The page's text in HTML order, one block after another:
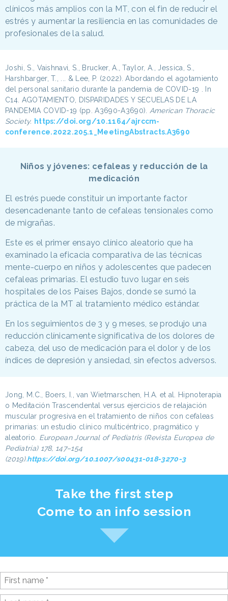
clínicos más amplios con la MT, con el fin de reducir el
estrés y aumentar la resiliencia en las comunidades de
profesionales de la salud.
Joshi, S., Vaishnavi, S., Brucker, A., Taylor, A., Jessica, S.,
Harshbarger, T., ... & Lee, P. (2022). Abordando el agotamiento
del personal sanitario durante la pandemia de COVID-19 . In
C14. AGOTAMIENTO, DISPARIDADES Y SECUELAS DE LA
PANDEMIA COVID-19 (pp. A3690-A3690).
American Thoracic
Society. https://doi.org/10.1164/ajrccm-
conference.2022.205.1_MeetingAbstracts.A3690
Niños y jóvenes: cefaleas y reducción de la
medicación
El estrés puede constituir un importante factor
desencadenante tanto de cefaleas tensionales como
de migrañas.
Este es el primer ensayo clínico aleatorio que ha
examinado la eficacia comparativa de las técnicas
mente-cuerpo en niños y adolescentes que padecen
cefaleas primarias. El estudio tuvo lugar en seis
hospitales de los Países Bajos, donde se sumó la
práctica de la MT al tratamiento médico estándar.
En los seguimientos de 3 y 9 meses, se produjo una
reducción clínicamente significativa de los dolores de
cabeza, del uso de medicación para el dolor y de los
índices de depresión y ansiedad, sin efectos adversos.
Jong, M.C., Boers, I., van Wietmarschen, H.A. et al. Hipnoterapia
o Meditación Trascendental versus ejercicios de relajación
muscular progresiva en el tratamiento de niños con cefaleas
primarias: un estudio clínico multicéntrico, pragmático y
aleatorio. European Journal of Pediatris (Revista Europea de
Pediatría)178, 147–154
(2019).https://doi.org/10.1007/s00431-018-3270-3
Take the first step
Come to an info session